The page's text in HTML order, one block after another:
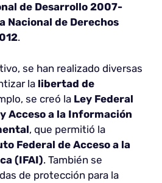
de Desarrollo 2007-
Nacional de Derechos
.
se han realizado diversas
la libertad de
se creó la Ley Federal
Acceso a la Información
, que permitió la
Federal de Acceso a la
(IFAI). También se
de protección para la